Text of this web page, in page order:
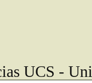
UCS -